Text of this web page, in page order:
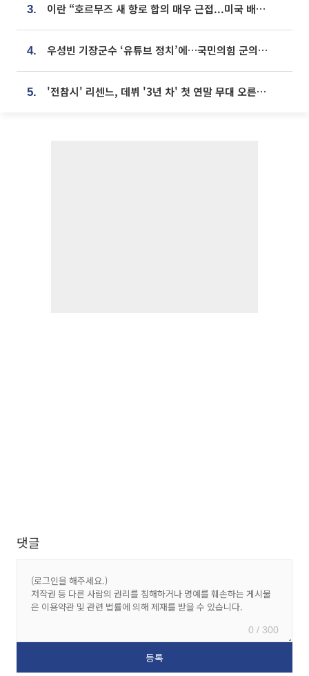
3. 이란 “호르무즈 새 항로 합의 매우 근접...미국 배상 먼저”
4. 우성빈 기장군수 ‘유튜브 정치’에…국민의힘 군의원들 집단 반발
5. '전참시' 리센느, 데뷔 '3년 차' 첫 연말 무대 오른다⋯"그동안 섭외 안 와"
댓글
0 / 300